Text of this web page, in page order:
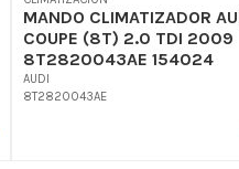
MANDO CLIMATIZADOR
COUPE (8T) 2.0 TDI 2009
8T2820043AE 154024
AUDI
8T2820043AE